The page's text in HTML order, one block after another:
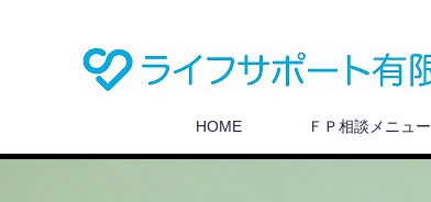
HOME ＦＰ相談メニュー